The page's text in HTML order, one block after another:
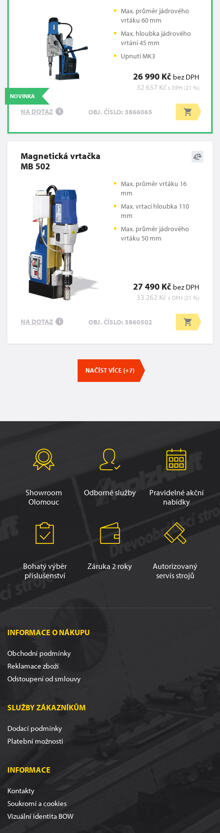
Max. průměr jádrového
vrtáku 60 mm
Max. hloubka jádrového
vrtání 45 mm
Upnutí MK3
26 990 Kč bez DPH
32 657 Kč s DPH (21 %)
NOVINKA
NA DOTAZ i OBJ. ČÍSLO: 3866065
Magnetická vrtačka
MB 502
Max. průměr vrtáku 16
mm
Max. vrtací hloubka 110
mm
Max. průměr jádrového
vrtáku 50 mm
27 490 Kč bez DPH
33 262 Kč s DPH (21 %)
NA DOTAZ i OBJ. ČÍSLO: 3860502
NAČÍST VÍCE (+7)
Showroom
Olomouc
Odborné služby
Pravidelné akční
nabídky
Bohatý výběr
příslušenství
Záruka 2 roky
Autorizovaný
servis strojů
INFORMACE O NÁKUPU
Obchodní podmínky
Reklamace zboží
Odstoupení od smlouvy
SLUŽBY ZÁKAZNÍKŮM
Dodací podmínky
Platební možnosti
INFORMACE
Kontakty
Soukromí a cookies
Vizuální identita BOW